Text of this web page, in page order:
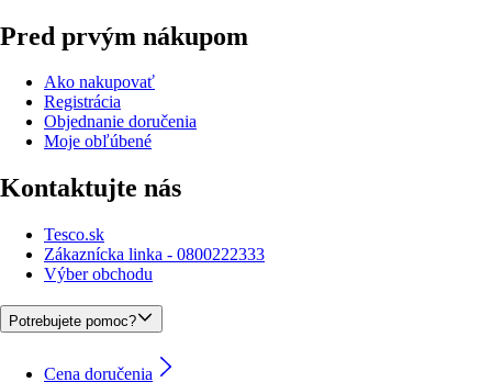
Pred prvým nákupom
Ako nakupovať
Registrácia
Objednanie doručenia
Moje obľúbené
Kontaktujte nás
Tesco.sk
Zákaznícka linka - 0800222333
Výber obchodu
Potrebujete pomoc?
Cena doručenia